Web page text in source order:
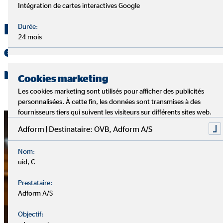
Bien épargner pour ses
enfants : comment ça
marche ?
Intégration de cartes interactives Google
Durée:
24 mois
Cookies marketing
Les cookies marketing sont utilisés pour afficher des publicités
personnalisées. À cette fin, les données sont transmises à des
fournisseurs tiers qui suivent les visiteurs sur différents sites web.
Adform | Destinataire: OVB, Adform A/S
Nom:
uid, C
Prestataire:
Adform A/S
Objectif: